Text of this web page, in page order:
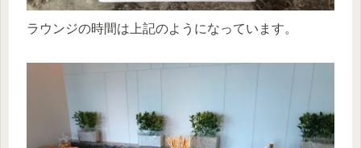
ラウンジの時間は上記のようになっています。